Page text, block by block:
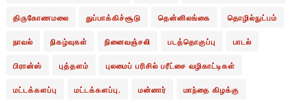
திருகோணமலை துப்பாக்கிச்சூடு தென்னிலங்கை தொழில்நுட்பம்
நாவல் நிகழ்வுகள் நினைவஞ்சலி படத்தொகுப்பு பாடல்
பிரான்ஸ் புத்தளம் புலமைப் பரிசில் பரீட்சை வழிகாட்டிகள்
மட்டக்களப்பு மட்டக்களப்பு. மன்னார் மாந்தை கிழக்கு